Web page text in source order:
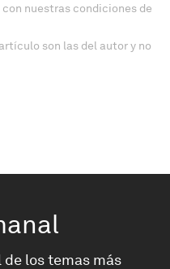
nuestras condiciones de
son las del autor y no
los temas más